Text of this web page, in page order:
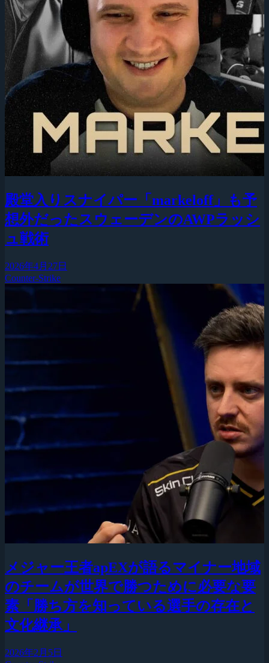
殿堂入りスナイパー「markeloff」も予
想外だったスウェーデンのAWPラッシ
ュ戦術
2026年4月27日
Counter-Strike
メジャー王者apEXが語るマイナー地域
のチームが世界で勝つために必要な要
素「勝ち方を知っている選手の存在と
文化継承」
2026年2月5日